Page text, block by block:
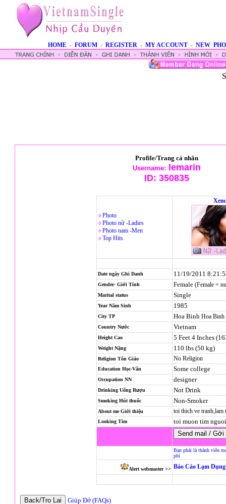
HOME - FORUM - REGISTER - MY ACCOUNT - NEW
Profile/Trang cá nhân
Username:
lemarin
ID: 350835
Photo
Photo nử -Ladies
Photo nam -Men
Top Hits
Date ngày Ghi Danh 11/19/2011
Gender- Giới Tính Female (Female =
Marital status Single
Year Năm Sinh 1985
City TP Hoa Binh Hoa Binh
Country Nước Vietnam
Height Cao 5 Feet 4 Inches
Weight Nặng 110 lbs (50 kg)
Religion Tôn Giáo No Religion
Education Học-Vấn Some college
Occupation NN designer
Drinking Uống Rượu Not Drink
Smoking Hút thuốc Non-Smoker
About me Giới thiệu toi thich ve tranh,lam
Looking Tìm toi muon tim
Bạn phải là thành viên
phí
Alert webmaster >> Báo Cáo Lạm
Giúp Đở (FAQs)